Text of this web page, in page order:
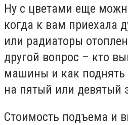
Ну с цветами еще
когда к вам приехала
или радиаторы
другой вопрос – кто
машины и как поднять
на пятый или девятый
Стоимость подъема и